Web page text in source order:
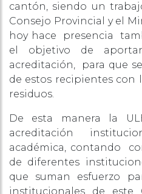
cantón, siendo un
Consejo Provincial y el
hoy hace presencia
el objetivo de
acreditación, para que
de estos recipientes con
residuos.
De esta manera la
acreditación
académica, contando
de diferentes
que suman esfuerzo
institucionales de